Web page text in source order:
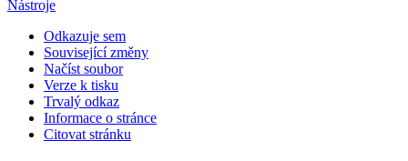
Nástroje
Odkazuje sem
Související změny
Načíst soubor
Verze k tisku
Trvalý odkaz
Informace o stránce
Citovat stránku